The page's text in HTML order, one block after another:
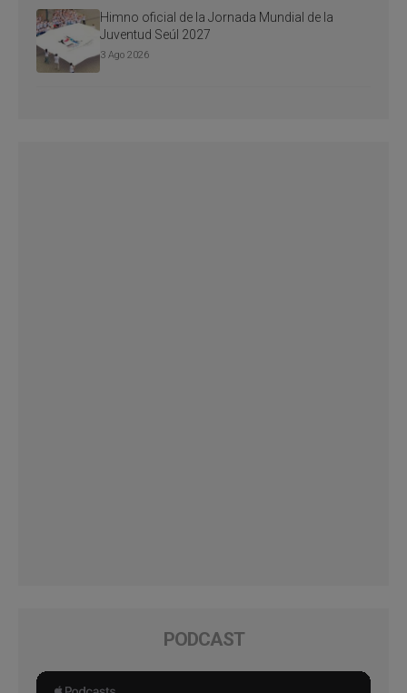
Himno oficial de la Jornada Mundial de la
Juventud Seúl 2027
3 Ago 2026
PODCAST